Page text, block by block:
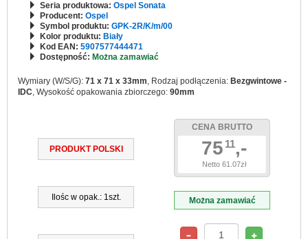
Seria produktowa: Ospel Sonata
Producent: Ospel
Symbol produktu: GPK-2R/K/m/00
Kolor produktu: Biały
Kod EAN: 5907577444471
Dostępność: Można zamawiać
Wymiary (W/S/G): 71 x 71 x 33mm, Rodzaj podłączenia: Bezgwintowe -
IDC, Wysokość opakowania zbiorczego: 90mm
PRODUKT POLSKI
Ilośc w opak.: 1szt.
CENA BRUTTO
75 11,-
Netto 61.07zł
Można zamawiać